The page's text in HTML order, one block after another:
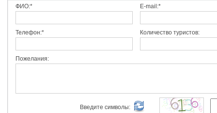
ФИО:* E-mail:*
Телефон:* Количество туристов:
Пожелания:
Введите символы: